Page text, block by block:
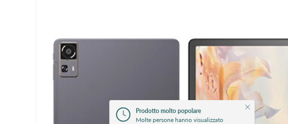
Prodotto molto popolare
Molte persone hanno visualizzato
Close